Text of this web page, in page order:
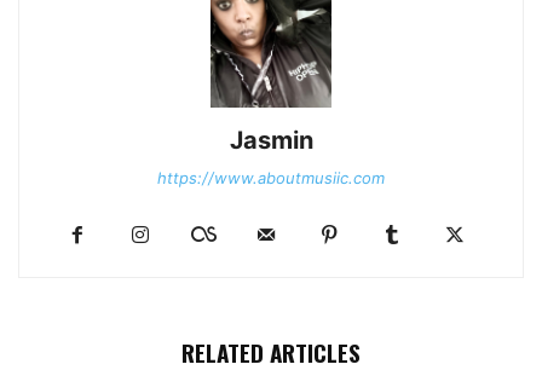
Jasmin
https://www.aboutmusiic.com
RELATED ARTICLES